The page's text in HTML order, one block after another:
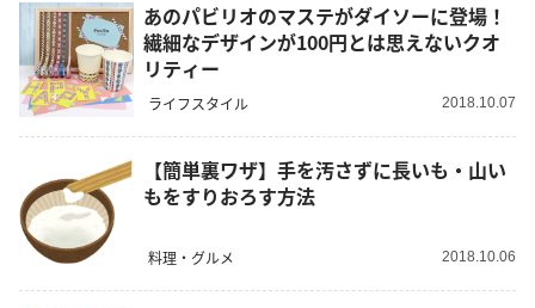
あのパビリオのマステがダイソーに登場！
繊細なデザインが100円とは思えないクオ
リティー
ライフスタイル 2018.10.07
【簡単裏ワザ】手を汚さずに長いも・山い
もをすりおろす方法
料理・グルメ 2018.10.06